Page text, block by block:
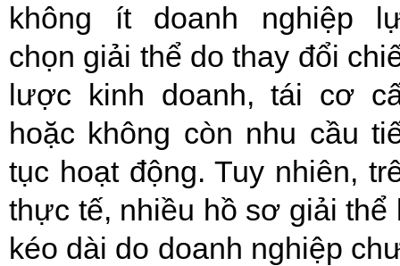
không ít doanh nghiệp
chọn giải thể do thay đổi
lược kinh doanh, tái cơ
hoặc không còn nhu cầu
tục hoạt động. Tuy nhiên,
thực tế, nhiều hồ sơ giải thể
kéo dài do doanh nghiệp